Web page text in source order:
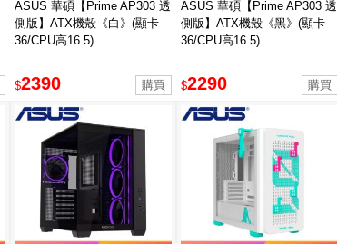
ASUS 華碩【Prime AP303 透
側版】ATX機殼《白》(顯卡
36/CPU高16.5)
$2390
ASUS 華碩【Prime AP303 透
側版】ATX機殼《黑》(顯卡
36/CPU高16.5)
$2290